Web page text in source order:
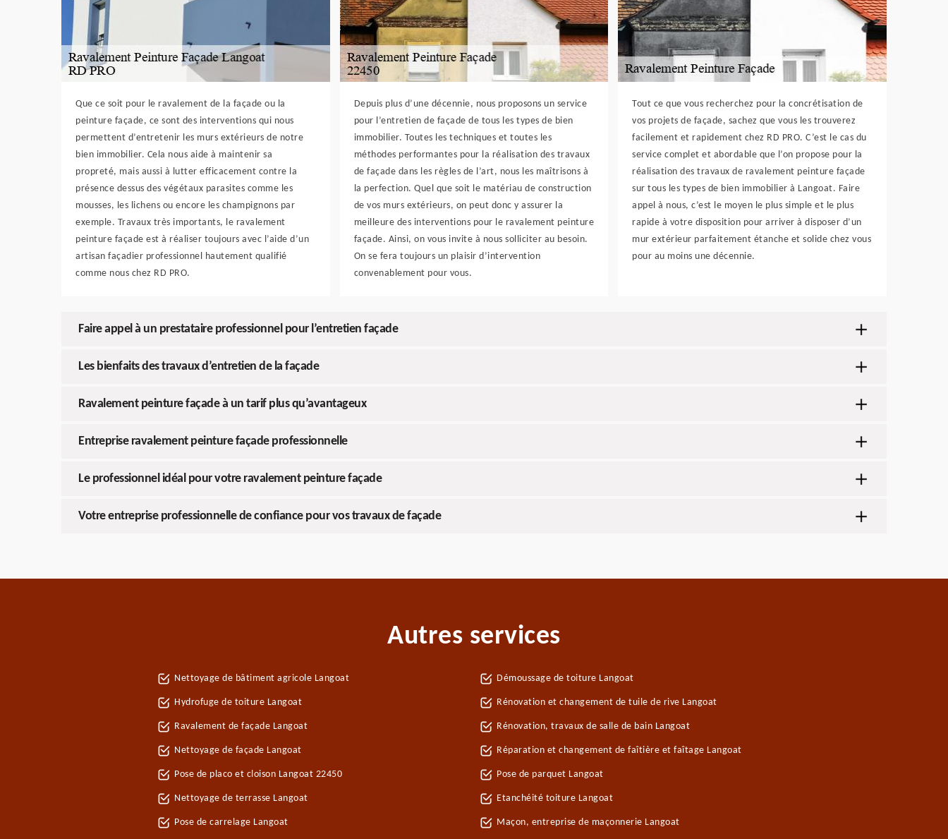
Que ce soit pour le ravalement de la façade ou la
peinture façade, ce sont des interventions qui nous
permettent d’entretenir les murs extérieurs de notre
bien immobilier. Cela nous aide à maintenir sa
propreté, mais aussi à lutter efficacement contre la
présence dessus des végétaux parasites comme les
mousses, les lichens ou encore les champignons par
exemple. Travaux très importants, le ravalement
peinture façade est à réaliser toujours avec l’aide d’un
artisan façadier professionnel hautement qualifié
comme nous chez RD PRO.
Depuis plus d’une décennie, nous proposons un service
pour l’entretien de façade de tous les types de bien
immobilier. Toutes les techniques et toutes les
méthodes performantes pour la réalisation des travaux
de façade dans les règles de l’art, nous les maîtrisons à
la perfection. Quel que soit le matériau de construction
de vos murs extérieurs, on peut donc y assurer la
meilleure des interventions pour le ravalement peinture
façade. Ainsi, on vous invite à nous solliciter au besoin.
On se fera toujours un plaisir d’intervention
convenablement pour vous.
Tout ce que vous recherchez pour la concrétisation de
vos projets de façade, sachez que vous les trouverez
facilement et rapidement chez RD PRO. C’est le cas du
service complet et abordable que l’on propose pour la
réalisation des travaux de ravalement peinture façade
sur tous les types de bien immobilier à Langoat. Faire
appel à nous, c’est le moyen le plus simple et le plus
rapide à votre disposition pour arriver à disposer d’un
mur extérieur parfaitement étanche et solide chez vous
pour au moins une décennie.
Faire appel à un prestataire professionnel pour l’entretien façade
Les bienfaits des travaux d’entretien de la façade
Ravalement peinture façade à un tarif plus qu’avantageux
Entreprise ravalement peinture façade professionnelle
Le professionnel idéal pour votre ravalement peinture façade
Votre entreprise professionnelle de confiance pour vos travaux de façade
Autres services
Nettoyage de bâtiment agricole Langoat
Hydrofuge de toiture Langoat
Ravalement de façade Langoat
Nettoyage de façade Langoat
Pose de placo et cloison Langoat 22450
Nettoyage de terrasse Langoat
Pose de carrelage Langoat
Démoussage de toiture Langoat
Rénovation et changement de tuile de rive Langoat
Rénovation, travaux de salle de bain Langoat
Réparation et changement de faîtière et faîtage Langoat
Pose de parquet Langoat
Etanchéité toiture Langoat
Maçon, entreprise de maçonnerie Langoat